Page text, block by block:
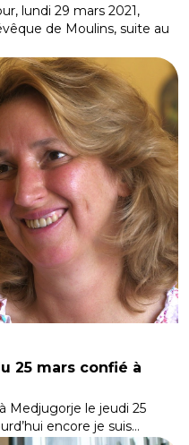
lundi 29 mars 2021,
de Moulins, suite au
25 mars confié à
Medjugorje le jeudi 25
encore je suis…